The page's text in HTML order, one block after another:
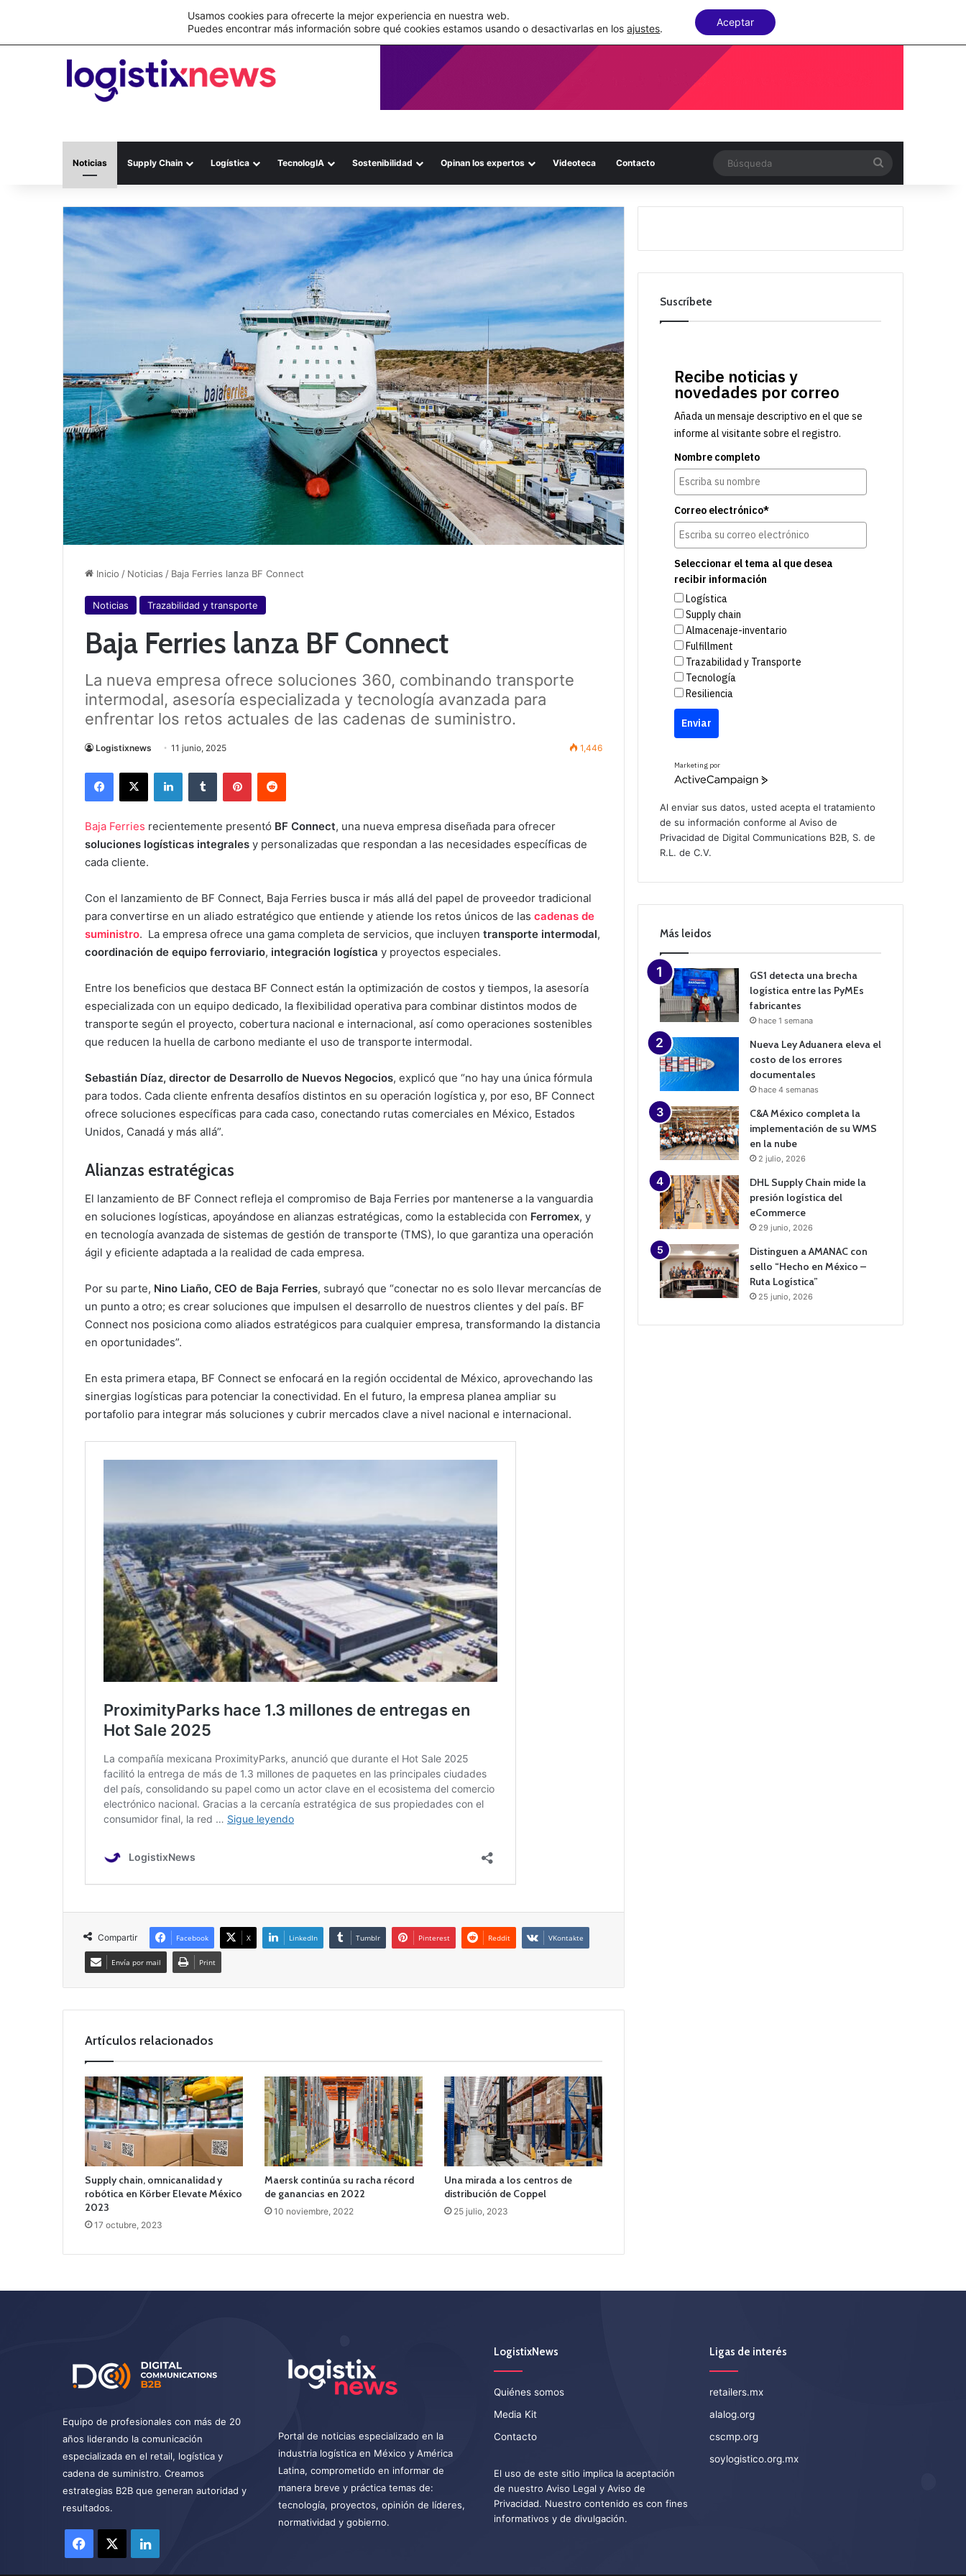
C&A México completa la implementación de su WMS en la nube
Noticias Supply Chain Logística TecnologIA Sostenibilidad Opinan los expertos Videoteca Contacto
Inicio / Noticias / Baja Ferries lanza BF Connect
Noticias Trazabilidad y transporte
Baja Ferries lanza BF Connect
La nueva empresa ofrece soluciones 360, combinando transporte
intermodal, asesoría especializada y tecnología avanzada para
enfrentar los retos actuales de las cadenas de suministro.
Logistixnews 11 junio, 2025 1,446
Baja Ferries recientemente presentó BF Connect, una nueva empresa diseñada para ofrecer
soluciones logísticas integrales y personalizadas que respondan a las necesidades específicas de
cada cliente.
Con el lanzamiento de BF Connect, Baja Ferries busca ir más allá del papel de proveedor tradicional
para convertirse en un aliado estratégico que entiende y atiende los retos únicos de las cadenas de
suministro. La empresa ofrece una gama completa de servicios, que incluyen transporte intermodal,
coordinación de equipo ferroviario, integración logística y proyectos especiales.
Entre los beneficios que destaca BF Connect están la optimización de costos y tiempos, la asesoría
especializada con un equipo dedicado, la flexibilidad operativa para combinar distintos modos de
transporte según el proyecto, cobertura nacional e internacional, así como operaciones sostenibles
que reducen la huella de carbono mediante el uso de transporte intermodal.
Sebastián Díaz, director de Desarrollo de Nuevos Negocios, explicó que “no hay una única fórmula
para todos. Cada cliente enfrenta desafíos distintos en su operación logística y, por eso, BF Connect
ofrece soluciones específicas para cada caso, conectando rutas comerciales en México, Estados
Unidos, Canadá y más allá”.
Alianzas estratégicas
El lanzamiento de BF Connect refleja el compromiso de Baja Ferries por mantenerse a la vanguardia
en soluciones logísticas, apoyándose en alianzas estratégicas, como la establecida con Ferromex, y
en tecnología avanzada de sistemas de gestión de transporte (TMS), lo que garantiza una operación
ágil y eficiente adaptada a la realidad de cada empresa.
Por su parte, Nino Liaño, CEO de Baja Ferries, subrayó que “conectar no es solo llevar mercancías de
un punto a otro; es crear soluciones que impulsen el desarrollo de nuestros clientes y del país. BF
Connect nos posiciona como aliados estratégicos para cualquier empresa, transformando la distancia
en oportunidades”.
En esta primera etapa, BF Connect se enfocará en la región occidental de México, aprovechando las
sinergias logísticas para potenciar la conectividad. En el futuro, la empresa planea ampliar su
portafolio para integrar más soluciones y cubrir mercados clave a nivel nacional e internacional.
Compartir Facebook X LinkedIn Tumblr Pinterest Reddit VKontakte
Envía por mail Print
Artículos relacionados
Supply chain, omnicanalidad y
robótica en Körber Elevate México
2023
17 octubre, 2023
Maersk continúa su racha récord
de ganancias en 2022
10 noviembre, 2022
Una mirada a los centros de
distribución de Coppel
25 julio, 2023
Suscríbete
Recibe noticias y
novedades por correo
Añada un mensaje descriptivo en el que se
informe al visitante sobre el registro.
Nombre completo
Correo electrónico*
Seleccionar el tema al que desea
recibir información
Logística
Supply chain
Almacenaje-inventario
Fulfillment
Trazabilidad y Transporte
Tecnología
Resiliencia
Enviar
Marketing por
A
v
e
p
i
n
Al enviar sus datos, usted acepta el tratamiento
de su información conforme alAviso de
Privacidad de Digital Communications B2B, S. de
R.L. de C.V.
Más leidos
GS1 detecta una brecha
logística entre las PyMEs
fabricantes
hace 1 semana
Nueva Ley Aduanera eleva el
costo de los errores
documentales
hace 4 semanas
C&A México completa la
implementación de su WMS
en la nube
2 julio, 2026
DHL Supply Chain mide la
presión logística del
eCommerce
29 junio, 2026
Distinguen a AMANAC con
sello “Hecho en México –
Ruta Logística”
25 junio, 2026
Equipo de profesionales con más de 20
años liderando la comunicación
especializada en el retail, logística y
cadena de suministro. Creamos
estrategias B2B que generan autoridad y
resultados.
Facebook LinkedIn
Portal de noticias especializado en la
industria logística en México y América
Latina, comprometido en informar de
manera breve y práctica temas de:
tecnología, proyectos, opinión de líderes,
normatividad y gobierno.
LogistixNews
Quiénes somos
Media Kit
Contacto
El uso de este sitio implica la aceptación
de nuestro Aviso Legal y Aviso de
Privacidad. Nuestro contenido es con fines
informativos y de divulgación.
Ligas de interés
retailers.mx
alalog.org
cscmp.org
soylogistico.org.mx
Usamos cookies para ofrecerte la mejor experiencia en nuestra web.
Puedes encontrar más información sobre qué cookies estamos usando o desactivarlas en losajustes.
Aceptar